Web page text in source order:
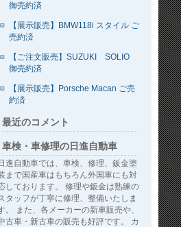
御売約済
【展示販売】BMW118i スタイル ご
売約済
【ご注文販売】SUZUKI SOLIO
御売約済
【展示販売】Porsche Macan ご売
約済
最近のコメント
車検・車修理の日進自動車
進自動車では、車検、修理、鈑金塗
まで国産車はもちろん外国車にも対
しております。 修理や鈑金は熟練の
タッフが丁寧に修理、整備いたしま
。 また、各メーカーの新車販売や、
古車・新古車の販売も好評です。 カ